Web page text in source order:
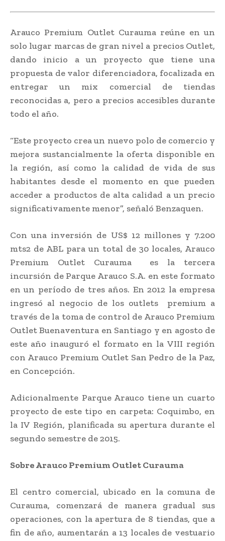
Arauco Premium Outlet Curauma reúne en un
solo lugar marcas de gran nivel a precios Outlet,
dando inicio a un proyecto que tiene una
propuesta de valor diferenciadora, focalizada en
entregar un mix comercial de tiendas
reconocidas a, pero a precios accesibles durante
todo el año.
“Este proyecto crea un nuevo polo de comercio y
mejora sustancialmente la oferta disponible en
la región, así como la calidad de vida de sus
habitantes desde el momento en que pueden
acceder a productos de alta calidad a un precio
significativamente menor”, señaló Benzaquen.
Con una inversión de US$ 12 millones y 7.200
mts2 de ABL para un total de 30 locales, Arauco
Premium Outlet Curauma es la tercera
incursión de Parque Arauco S.A. en este formato
en un período de tres años. En 2012 la empresa
ingresó al negocio de los outlets premium a
través de la toma de control de Arauco Premium
Outlet Buenaventura en Santiago y en agosto de
este año inauguró el formato en la VIII región
con Arauco Premium Outlet San Pedro de la Paz,
en Concepción.
Adicionalmente Parque Arauco tiene un cuarto
proyecto de este tipo en carpeta: Coquimbo, en
la IV Región, planificada su apertura durante el
segundo semestre de 2015.
Sobre Arauco Premium Outlet Curauma
El centro comercial, ubicado en la comuna de
Curauma, comenzará de manera gradual sus
operaciones, con la apertura de 8 tiendas, que a
fin de año, aumentarán a 13 locales de vestuario